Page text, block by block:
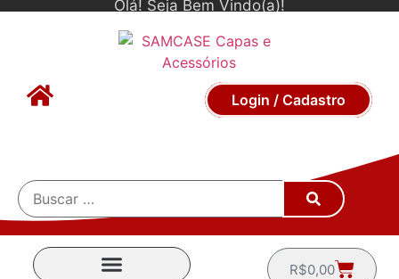
Olá! Seja Bem Vindo(a)!
Login / Cadastro
R$0,00